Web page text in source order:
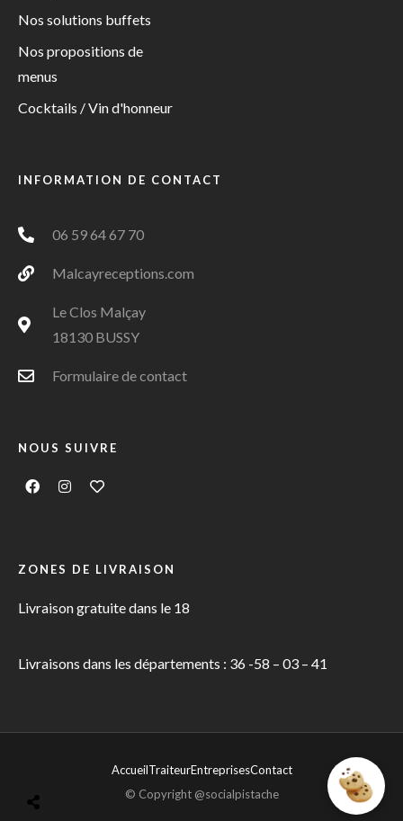
Nos solutions buffets
Nos propositions de
menus
Cocktails / Vin d'honneur
INFORMATION DE CONTACT
06 59 64 67 70
Malcayreceptions.com
Le Clos Malçay
18130 BUSSY
Formulaire de contact
NOUS SUIVRE
ZONES DE LIVRAISON
Livraison gratuite dans le 18
Livraisons dans les départements : 36 -58 – 03 – 41
© Copyright @socialpistache
AccueilTraiteurEntreprisesContact